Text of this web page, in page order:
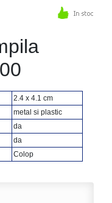
2.4 x 4.1 cm
metal si plastic
da
da
Colop